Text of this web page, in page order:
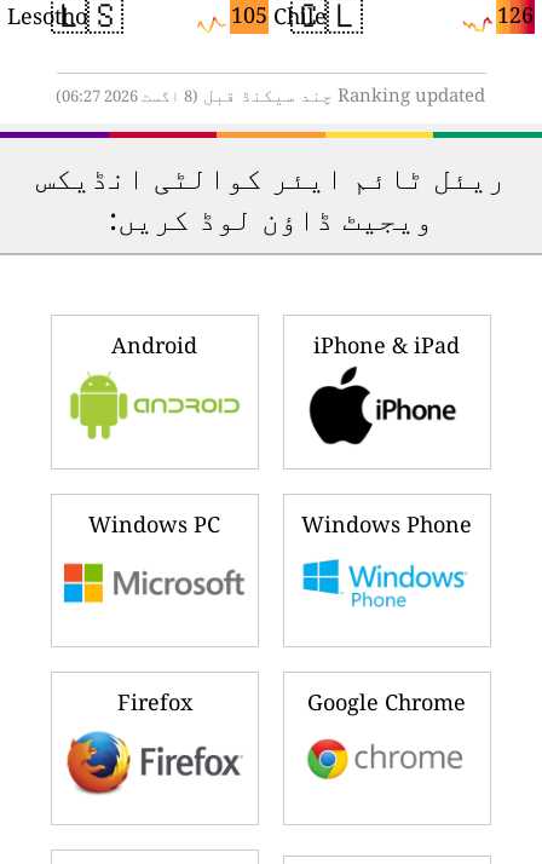
🇨🇱 126
Chile
🇱🇸 105
Lesotho
Ranking updated چند سیکنڈ قبل (8 اگست 2026 06:27)
ریئل ٹائم ایئر کوالٹی انڈیکس
ویجیٹ ڈاؤن لوڈ کریں:
iPhone & iPad
Android
Windows Phone
Windows PC
Google Chrome
Firefox